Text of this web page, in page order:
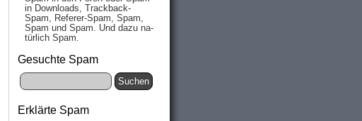
in Down­loads, Track­back-
Spam, Re­fe­rer-Spam, Spam,
Spam und Spam. Und da­zu na­
tür­lich Spam.
Gesuchte Spam
Erklärte Spam